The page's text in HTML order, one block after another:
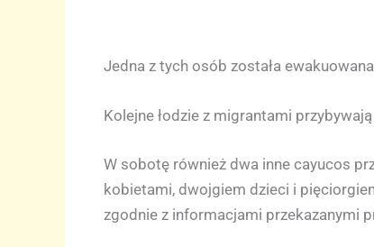
Jedna z tych osób została
Kolejne łodzie z migrantami
W sobotę również dwa inne cayucos
kobietami, dwojgiem dzieci i
zgodnie z informacjami przekazanymi